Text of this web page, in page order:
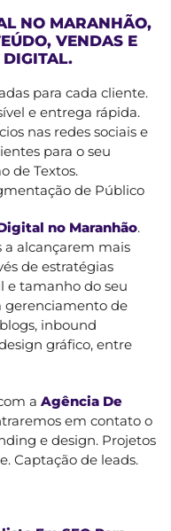
NO MARANHÃO,
VENDAS E
DIGITAL.
para cada cliente.
e entrega rápida.
nas redes sociais e
para o seu
de Textos.
de Público
no Maranhão.
a alcançarem mais
de estratégias
e tamanho do seu
gerenciamento de
inbound
gráfico, entre
a Agência De
em contato o
e design. Projetos
Captação de leads.